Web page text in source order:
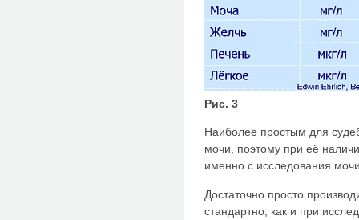
Рис. 3
Наиболее простым для
мочи, поэтому при её
именно с исследования
Достаточно просто
стандартно, как и при